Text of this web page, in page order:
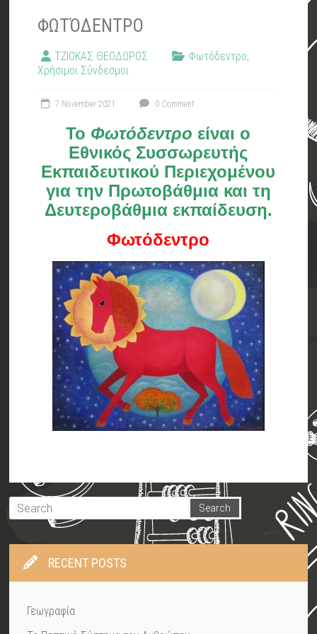
ΦΩΤΌΔΕΝΤΡΟ
ΤΖΙΟΚΑΣ ΘΕΟΔΩΡΟΣ Φωτόδεντρο,
Χρήσιμοι Σύνδεσμοι
7 November 2021 0 Comment
Το Φωτόδεντρο είναι ο
Εθνικός Συσσωρευτής
Εκπαιδευτικού Περιεχομένου
για την Πρωτοβάθμια και τη
Δευτεροβάθμια εκπαίδευση.
Φωτόδεντρο
RECENT POSTS
Γεωγραφία